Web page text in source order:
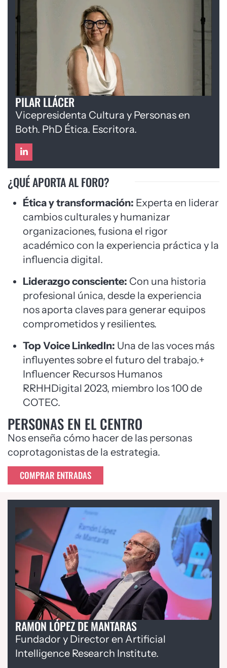
PILAR LLÁCER
Vicepresidenta Cultura y Personas en
Both. PhD Ética. Escritora.
¿QUÉ APORTA AL FORO?
Ética y transformación: Experta en liderar
cambios culturales y humanizar
organizaciones, fusiona el rigor
académico con la experiencia práctica y la
influencia digital.
Liderazgo consciente: Con una historia
profesional única, desde la experiencia
nos aporta claves para generar equipos
comprometidos y resilientes.
Top Voice LinkedIn: Una de las voces más
influyentes sobre el futuro del trabajo.+
Influencer Recursos Humanos
RRHHDigital 2023, miembro los 100 de
COTEC.
PERSONAS EN EL CENTRO
Nos enseña cómo hacer de las personas
coprotagonistas de la estrategia.
COMPRAR ENTRADAS
RAMON LÓPEZ DE MANTARAS
Fundador y Director en Artificial
Intelligence Research Institute.